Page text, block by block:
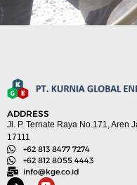
ADDRESS
Jl. P. Ternate Raya No.171, Aren
17111
+62 813 8477 7274
+62 812 8055 4443
info@kge.co.id